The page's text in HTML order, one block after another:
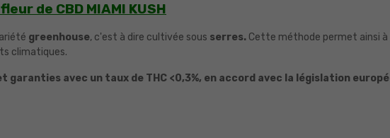
de CBD MIAMI KUSH
greenhouse, c'est à dire cultivée sous serres. Cette méthode permet ainsi à
climatiques.
avec un taux de THC <0,3%, en accord avec la législation